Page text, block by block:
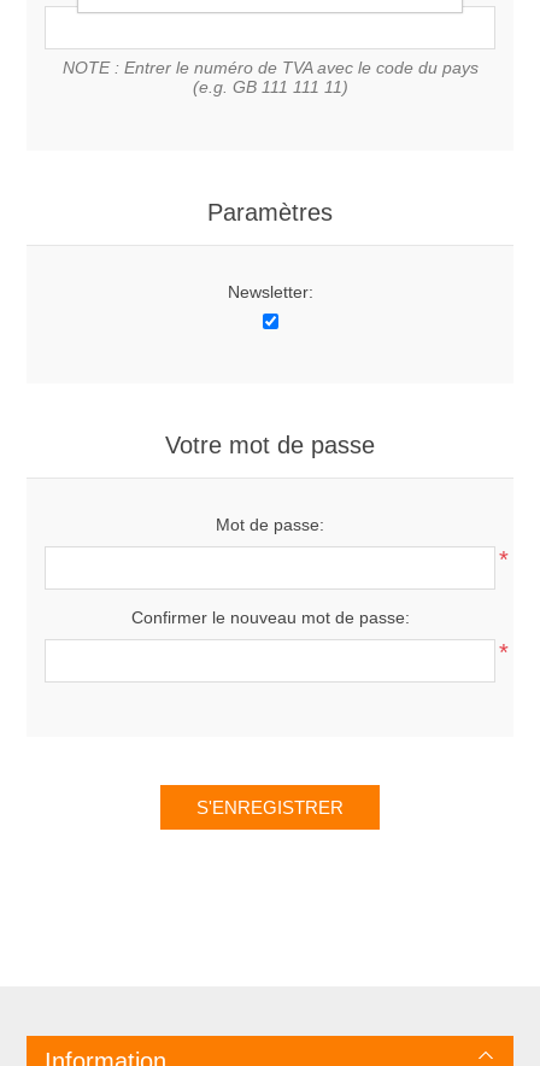
NOTE : Entrer le numéro de TVA avec le code du pays
(e.g. GB 111 111 11)
Paramètres
Newsletter:
Votre mot de passe
Mot de passe:
*
Confirmer le nouveau mot de passe:
*